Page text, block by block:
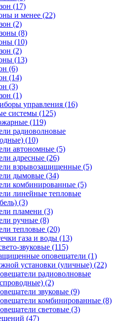
(17)
и менее (22)
(2)
(8)
(10)
(2)
(13)
(6)
(14)
(3)
(1)
управления (16)
системы (125)
(119)
радиоволновые
(10)
автономные (5)
адресные (26)
взрывозащищенные (5)
дымовые (34)
комбинированные (5)
линейные тепловые
(3)
пламени (3)
ручные (8)
тепловые (20)
газа и воды (13)
звуковые (115)
оповещатели (1)
установки (уличные) (22)
радиоволновые
(2)
звуковые (9)
комбинированные (8)
световые (3)
(47)